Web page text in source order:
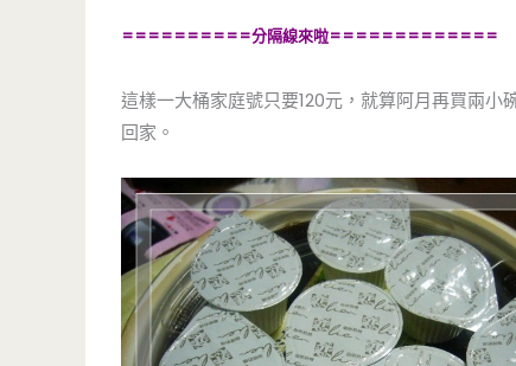
==========分隔線來啦=============
這樣一大桶家庭號只要120元，就算阿月再買兩
回家。